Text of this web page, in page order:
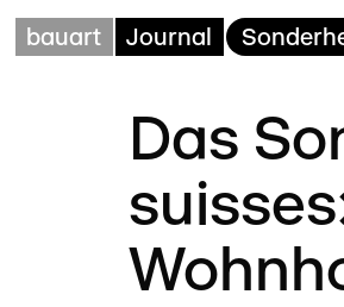
bauart Journal
Das